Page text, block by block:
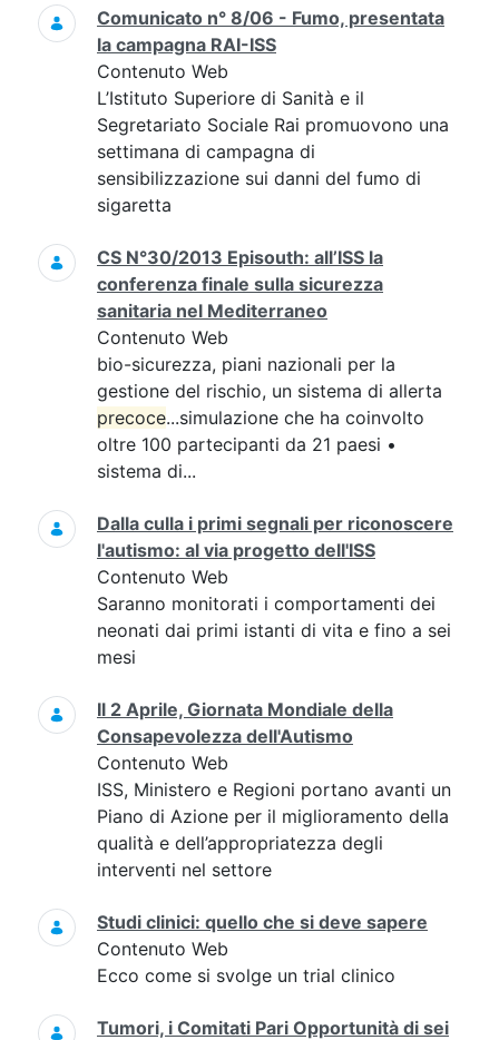
Comunicato n° 8/06 - Fumo, presentata
la campagna RAI-ISS
Contenuto Web
L’Istituto Superiore di Sanità e il
Segretariato Sociale Rai promuovono una
settimana di campagna di
sensibilizzazione sui danni del fumo di
sigaretta
CS N°30/2013 Episouth: all’ISS la
conferenza finale sulla sicurezza
sanitaria nel Mediterraneo
Contenuto Web
bio-sicurezza, piani nazionali per la
gestione del rischio, un sistema di allerta
precoce...simulazione che ha coinvolto
oltre 100 partecipanti da 21 paesi •
sistema di...
Dalla culla i primi segnali per riconoscere
l'autismo: al via progetto dell'ISS
Contenuto Web
Saranno monitorati i comportamenti dei
neonati dai primi istanti di vita e fino a sei
mesi
Il 2 Aprile, Giornata Mondiale della
Consapevolezza dell'Autismo
Contenuto Web
ISS, Ministero e Regioni portano avanti un
Piano di Azione per il miglioramento della
qualità e dell’appropriatezza degli
interventi nel settore
Studi clinici: quello che si deve sapere
Contenuto Web
Ecco come si svolge un trial clinico
Tumori, i Comitati Pari Opportunità di sei